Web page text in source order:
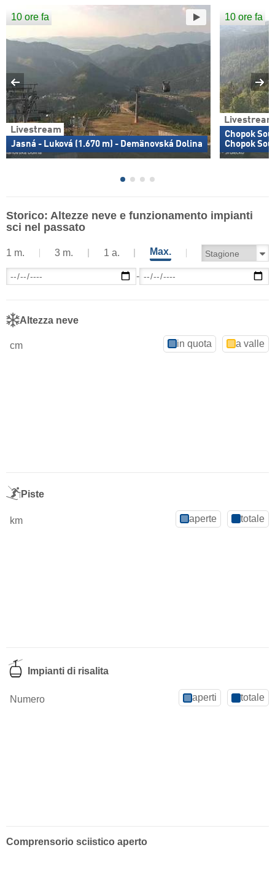
Livestream
Jasná - Luková (1.670 m) - Demänovská Dolina
10 ore fa
Livestream
Chopok
Chopok
10 ore fa
Storico: Altezze neve e funzionamento impianti
sci nel passato
1 m. 3 m. 1 a. Max.
-
Altezza neve
cm in quota a valle
Piste
km aperte totale
Impianti di risalita
Numero aperti totale
Comprensorio sciistico aperto